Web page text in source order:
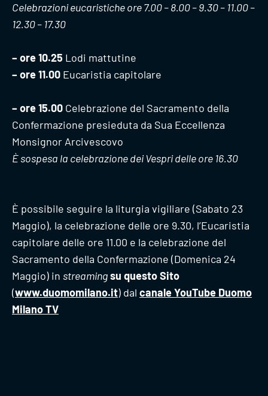
Celebrazioni eucaristiche ore 7.00 – 8.00 – 9.30 – 11.00 –
12.30 – 17.30
– ore 10.25 Lodi mattutine
– ore 11.00 Eucaristia capitolare
– ore 15.00 Celebrazione del Sacramento della
Confermazione presieduta da Sua Eccellenza
Monsignor Arcivescovo
È sospesa la celebrazione dei Vespri delle ore 16.30
È possibile seguire la liturgia vigiliare (Sabato 23
Maggio), la celebrazione delle ore 9.30, l’Eucaristia
capitolare delle ore 11.00 e la celebrazione del
Sacramento della Confermazione (Domenica 24
Maggio) in streamingsu questo Sito
(www.duomomilano.it) dal canale YouTube Duomo
Milano TV